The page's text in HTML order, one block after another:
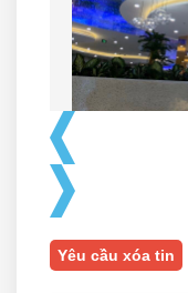
Yêu cầu xóa tin